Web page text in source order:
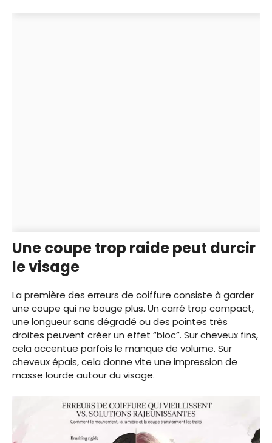
Une coupe trop raide peut durcir
le visage
La première des erreurs de coiffure consiste à garder
une coupe qui ne bouge plus. Un carré trop compact,
une longueur sans dégradé ou des pointes très
droites peuvent créer un effet “bloc”. Sur cheveux fins,
cela accentue parfois le manque de volume. Sur
cheveux épais, cela donne vite une impression de
masse lourde autour du visage.